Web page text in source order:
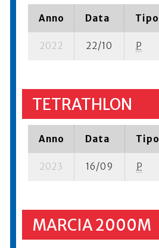
Anno Data Tipo
2022 22/10 P
TETRATHLON
Anno Data Tipo
2023 16/09 P
MARCIA 2000M